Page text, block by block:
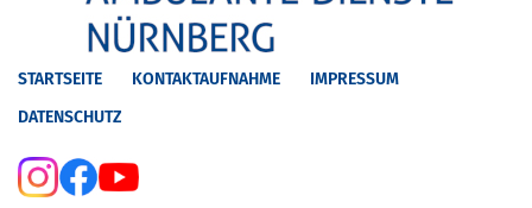
STARTSEITE KONTAKTAUFNAHME
IMPRESSUM
DATENSCHUTZ